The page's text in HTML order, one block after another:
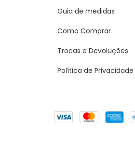
Guia de medidas
Como Comprar
Trocas e Devoluções
Política de Privacidade